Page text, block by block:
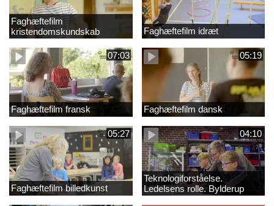
Faghæftefilm
kristendomskundskab
Faghæftefilm idræt
07:03
Faghæftefilm fransk
05:19
Faghæftefilm dansk
05:27
Faghæftefilm billedkunst
04:10
Teknologiforståelse.
Ledelsens rolle. Bylderup
Skole